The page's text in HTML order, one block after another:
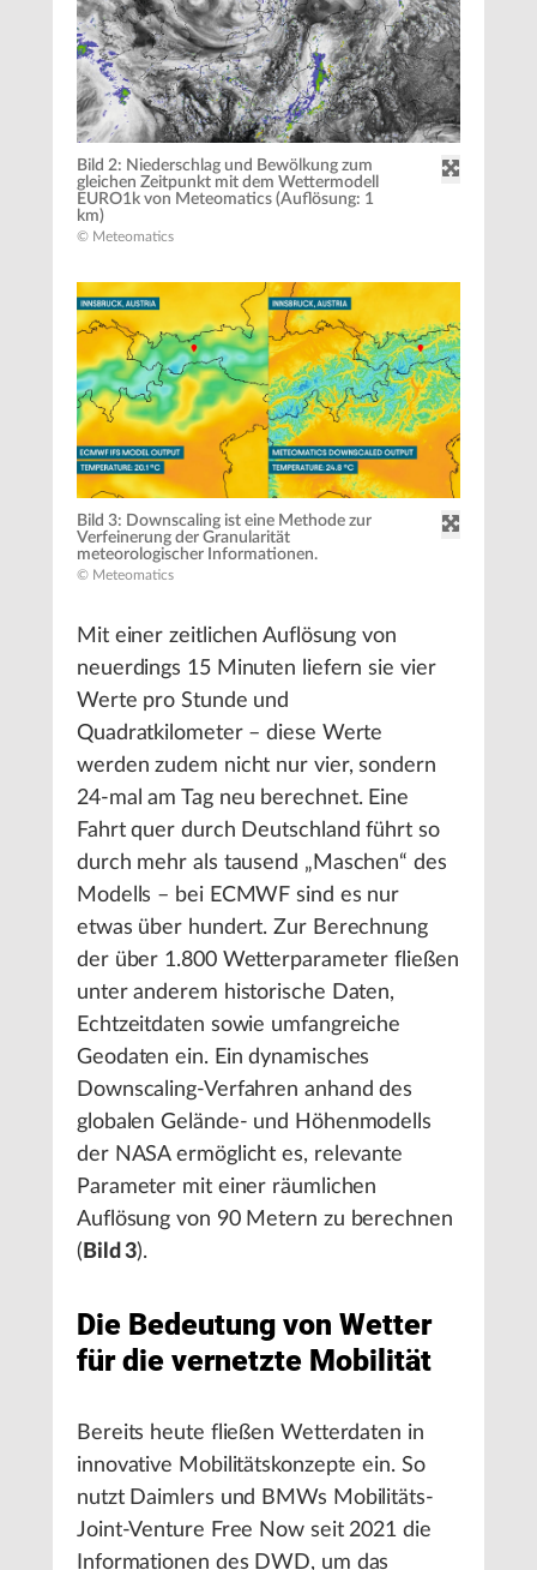
Bild 2: Niederschlag und Bewölkung zum
gleichen Zeitpunkt mit dem Wettermodell
EURO1k von Meteomatics (Auflösung: 1
km)
© Meteomatics
Bild 3: Downscaling ist eine Methode zur
Verfeinerung der Granularität
meteorologischer Informationen.
© Meteomatics
Mit einer zeitlichen Auflösung von
neuerdings 15 Minuten liefern sie vier
Werte pro Stunde und
Quadratkilometer – diese Werte
werden zudem nicht nur vier, sondern
24-mal am Tag neu berechnet. Eine
Fahrt quer durch Deutschland führt so
durch mehr als tausend „Maschen“ des
Modells – bei ECMWF sind es nur
etwas über hundert. Zur Berechnung
der über 1.800 Wetterparameter fließen
unter anderem historische Daten,
Echtzeitdaten sowie umfangreiche
Geodaten ein. Ein dynamisches
Downscaling-Verfahren anhand des
globalen Gelände- und Höhenmodells
der NASA ermöglicht es, relevante
Parameter mit einer räumlichen
Auflösung von 90 Metern zu berechnen
( Bild 3).
Die Bedeutung von Wetter
für die vernetzte Mobilität
Bereits heute fließen Wetterdaten in
innovative Mobilitätskonzepte ein. So
nutzt Daimlers und BMWs Mobilitäts-
Joint-Venture Free Now seit 2021 die
Informationen des DWD, um das